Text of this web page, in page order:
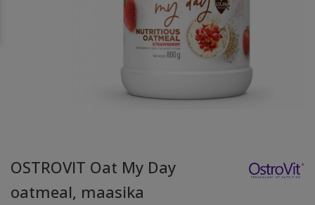
OSTROVIT Oat My Day
oatmeal, maasika